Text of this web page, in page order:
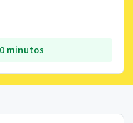
minutos